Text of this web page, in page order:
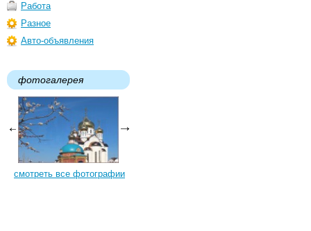
Работа
Разное
Авто-объявления
фотогалерея
смотреть все фотографии